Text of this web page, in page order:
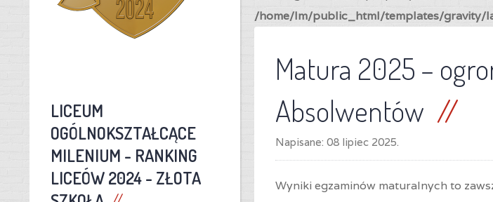
/home/lm/public_html/templates/gravity/
Matura 2025 –
Absolwentów
Napisane: 08 lipiec 2025.
Wyniki egzaminów maturalnych to
LICEUM
OGÓLNOKSZTAŁCĄCE
MILENIUM - RANKING
LICEÓW 2024 - ZŁOTA